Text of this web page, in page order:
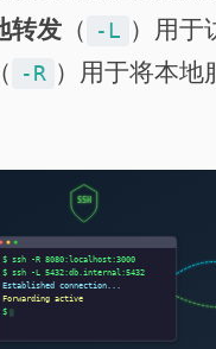
转发 （ -L ）用于
（ -R ）用于将本地